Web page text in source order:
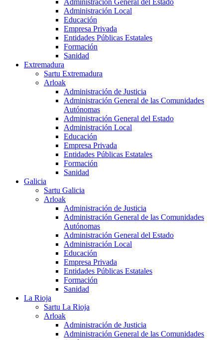
Administración General del Estado
Administración Local
Educación
Empresa Privada
Entidades Públicas Estatales
Formación
Sanidad
Extremadura
Sartu Extremadura
Arloak
Administración de Justicia
Administración General de las Comunidades
Autónomas
Administración General del Estado
Administración Local
Educación
Empresa Privada
Entidades Públicas Estatales
Formación
Sanidad
Galicia
Sartu Galicia
Arloak
Administración de Justicia
Administración General de las Comunidades
Autónomas
Administración General del Estado
Administración Local
Educación
Empresa Privada
Entidades Públicas Estatales
Formación
Sanidad
La Rioja
Sartu La Rioja
Arloak
Administración de Justicia
Administración General de las Comunidades